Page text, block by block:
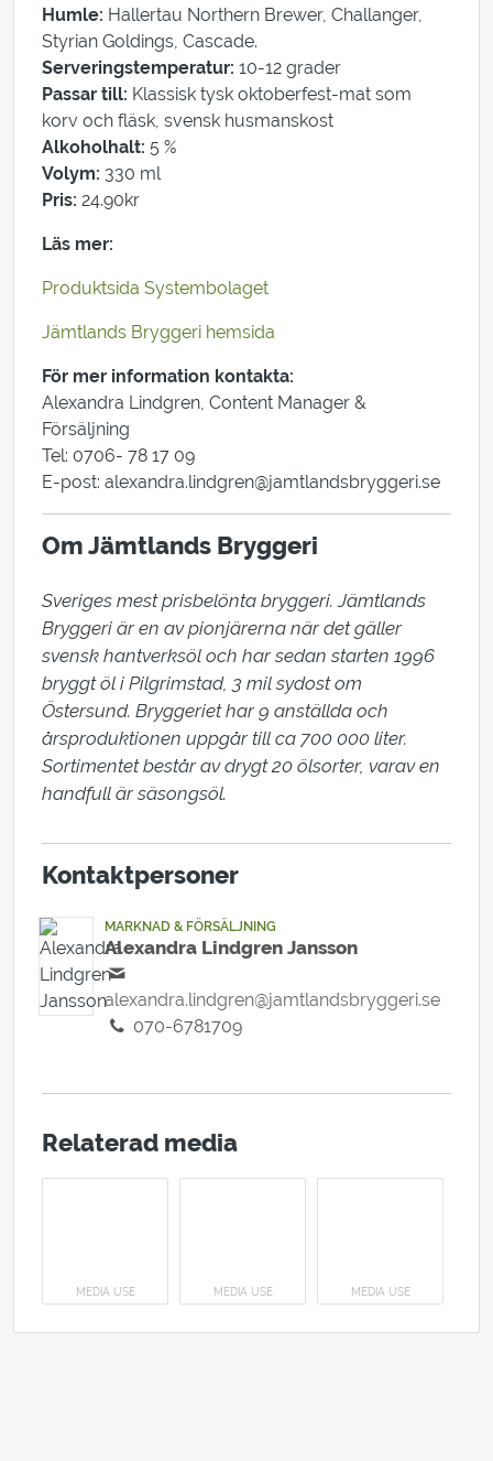
Humle: Hallertau Northern Brewer, Challanger,
Styrian Goldings, Cascade.
Serveringstemperatur: 10-12 grader
Passar till: Klassisk tysk oktoberfest-mat som
korv och fläsk, svensk husmanskost
Alkoholhalt: 5 %
Volym: 330 ml
Pris: 24.90kr
Läs mer:
Produktsida Systembolaget
Jämtlands Bryggeri hemsida
För mer information kontakta:
Alexandra Lindgren, Content Manager &
Försäljning
Tel: 0706- 78 17 09
E-post: alexandra.lindgren@jamtlandsbryggeri.se
Om Jämtlands Bryggeri
Sveriges mest prisbelönta bryggeri. Jämtlands
Bryggeri är en av pionjärerna när det gäller
svensk hantverksöl och har sedan starten 1996
bryggt öl i Pilgrimstad, 3 mil sydost om
Östersund. Bryggeriet har 9 anställda och
årsproduktionen uppgår till ca 700 000 liter.
Sortimentet består av drygt 20 ölsorter, varav en
handfull är säsongsöl.
Kontaktpersoner
MARKNAD & FÖRSÄLJNING
Alexandra Lindgren Jansson
alexandra.lindgren@jamtlandsbryggeri.se
070-6781709
Relaterad media
MEDIA USE MEDIA USE MEDIA USE